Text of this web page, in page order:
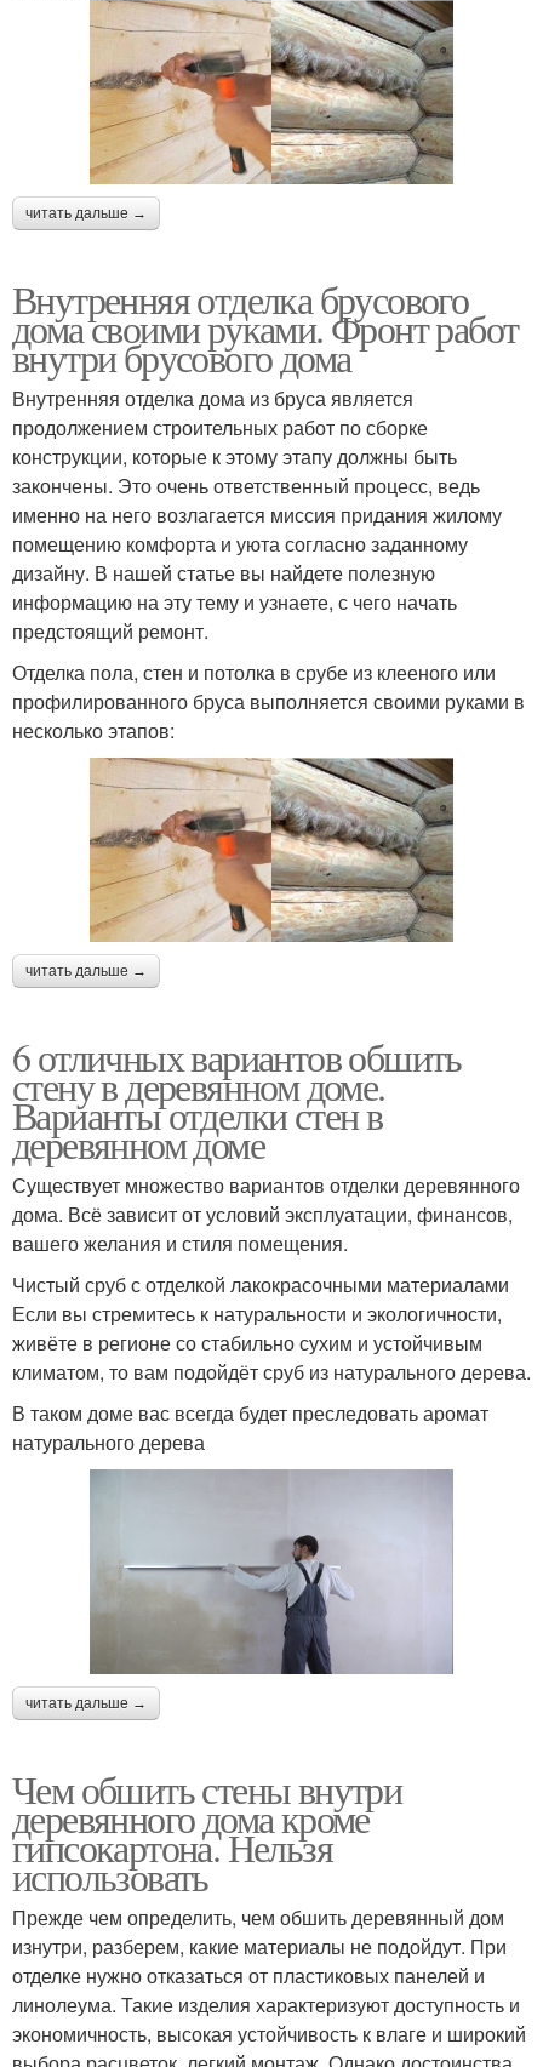
читать дальше →
Внутренняя отделка брусового
дома своими руками. Фронт работ
внутри брусового дома
Внутренняя отделка дома из бруса является
продолжением строительных работ по сборке
конструкции, которые к этому этапу должны быть
закончены. Это очень ответственный процесс, ведь
именно на него возлагается миссия придания жилому
помещению комфорта и уюта согласно заданному
дизайну. В нашей статье вы найдете полезную
информацию на эту тему и узнаете, с чего начать
предстоящий ремонт.
Отделка пола, стен и потолка в срубе из клееного или
профилированного бруса выполняется своими руками в
несколько этапов:
читать дальше →
6 отличных вариантов обшить
стену в деревянном доме.
Варианты отделки стен в
деревянном доме
Существует множество вариантов отделки деревянного
дома. Всё зависит от условий эксплуатации, финансов,
вашего желания и стиля помещения.
Чистый сруб с отделкой лакокрасочными материалами
Если вы стремитесь к натуральности и экологичности,
живёте в регионе со стабильно сухим и устойчивым
климатом, то вам подойдёт сруб из натурального дерева.
В таком доме вас всегда будет преследовать аромат
натурального дерева
читать дальше →
Чем обшить стены внутри
деревянного дома кроме
гипсокартона. Нельзя
использовать
Прежде чем определить, чем обшить деревянный дом
изнутри, разберем, какие материалы не подойдут. При
отделке нужно отказаться от пластиковых панелей и
линолеума. Такие изделия характеризуют доступность и
экономичность, высокая устойчивость к влаге и широкий